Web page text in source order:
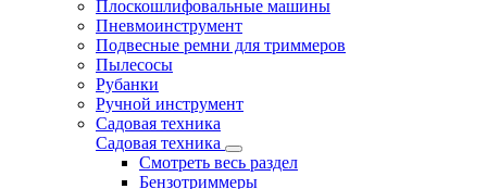
Плоскошлифовальные машины
Пневмоинструмент
Подвесные ремни для триммеров
Пылесосы
Рубанки
Ручной инструмент
Садовая техника
Садовая техника
Смотреть весь раздел
Бензотриммеры